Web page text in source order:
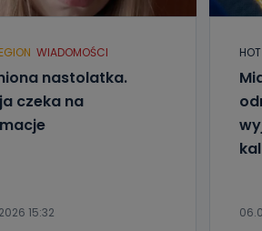
WIADOMOŚCI
nastolatka.
czeka na
15:32
HOT